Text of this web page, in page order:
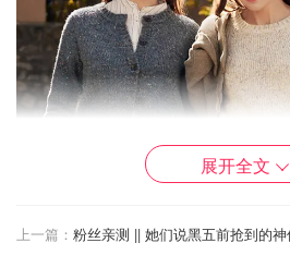
展开全文
上一篇： 粉丝亲测 || 她们说黑五前抢到的神